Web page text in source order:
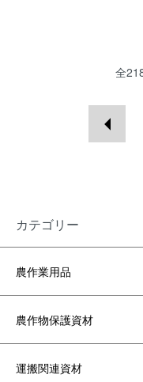
全
カテゴリー
農作業用品
農作物保護資材
運搬関連資材